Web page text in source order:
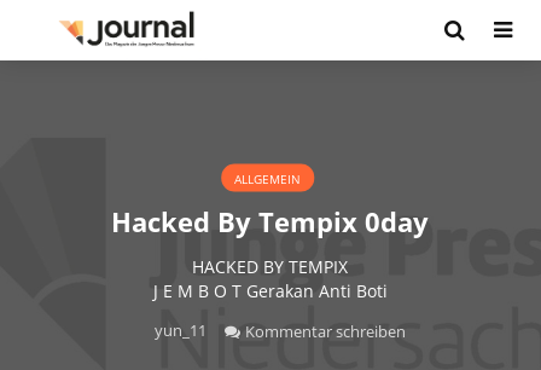
ALLGEMEIN
Hacked By Tempix 0day
HACKED BY TEMPIX
J E M B O T Gerakan Anti Boti
yun_11 Kommentar schreiben